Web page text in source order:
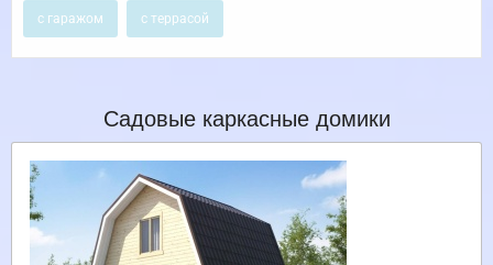
с гаражом с террасой
Садовые каркасные домики